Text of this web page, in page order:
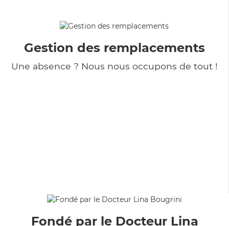
Gestion des remplacements
Une absence ? Nous nous occupons de tout !
Fondé par le Docteur Lina